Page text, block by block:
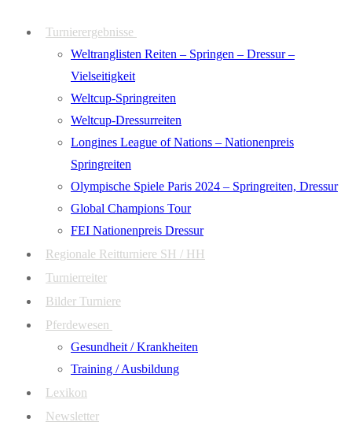
Turnierergebnisse
Weltranglisten Reiten – Springen – Dressur –
Vielseitigkeit
Weltcup-Springreiten
Weltcup-Dressurreiten
Longines League of Nations – Nationenpreis
Springreiten
Olympische Spiele Paris 2024 – Springreiten, Dressur
Global Champions Tour
FEI Nationenpreis Dressur
Regionale Reitturniere SH / HH
Turnierreiter
Bilder Turniere
Pferdewesen
Gesundheit / Krankheiten
Training / Ausbildung
Lexikon
Newsletter